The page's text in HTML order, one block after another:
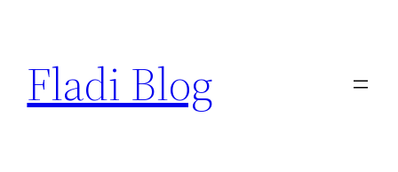
springen
Fladi Blog